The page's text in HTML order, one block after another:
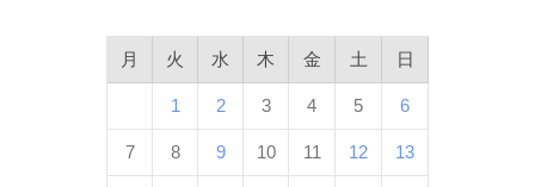
月 火 水 木 金 土 日
1 2 3 4 5 6
7 8 9 10 11 12 13